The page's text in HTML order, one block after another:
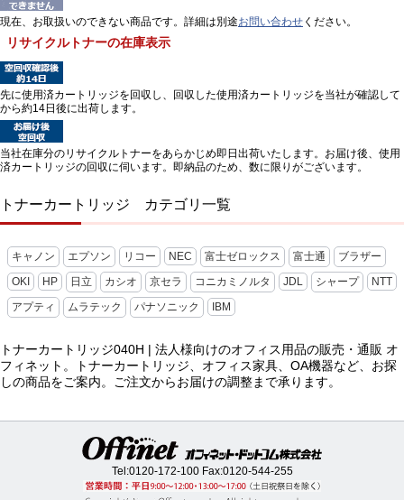
現在、お取扱いのできない商品です。詳細は別途お問い合わせ ください。
リサイクルトナーの在庫表示
先に使用済カートリッジを回収し、回収した使用済カートリッジを当社が確認して
から約14日後に出荷します。
当社在庫分のリサイクルトナーをあらかじめ即日出荷いたします。お届け後、使用
済カートリッジの回収に伺います。即納品のため、数に限りがございます。
トナーカートリッジ カテゴリ一覧
キャノン エプソン リコー NEC 富士ゼロックス 富士通 ブラザー
OKI HP 日立 カシオ 京セラ コニカミノルタ JDL シャープ NTT
アプティ ムラテック パナソニック IBM
トナーカートリッジ040H | 法人様向けのオフィス用品の販売・通販 オ
フィネット。トナーカートリッジ、オフィス家具、OA機器など、お探
しの商品をご案内。ご注文からお届けの調整まで承ります。
Tel:0120-172-100Fax:0120-544-255